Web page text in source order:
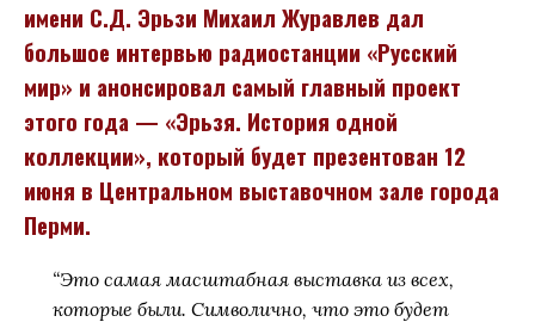
имени С.Д. Эрьзи Михаил Журавлев дал
большое интервью радиостанции «Русский
мир» и анонсировал самый главный проект
этого года — «Эрьзя. История одной
коллекции», который будет презентован 12
июня в Центральном выставочном зале города
Перми.
“Это самая масштабная выставка из всех,
которые были. Символично, что это будет